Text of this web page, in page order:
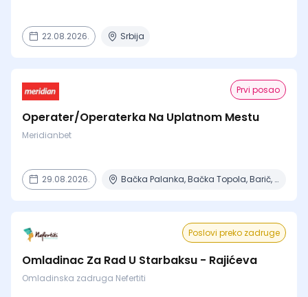
22.08.2026. Srbija
Prvi posao
Operater/Operaterka Na Uplatnom Mestu
Meridianbet
29.08.2026. Bačka Palanka, Bačka Topola, Barič, Beograd, Čajetina + 15 mesta
Poslovi preko zadruge
Omladinac Za Rad U Starbaksu - Rajićeva
Omladinska zadruga Nefertiti